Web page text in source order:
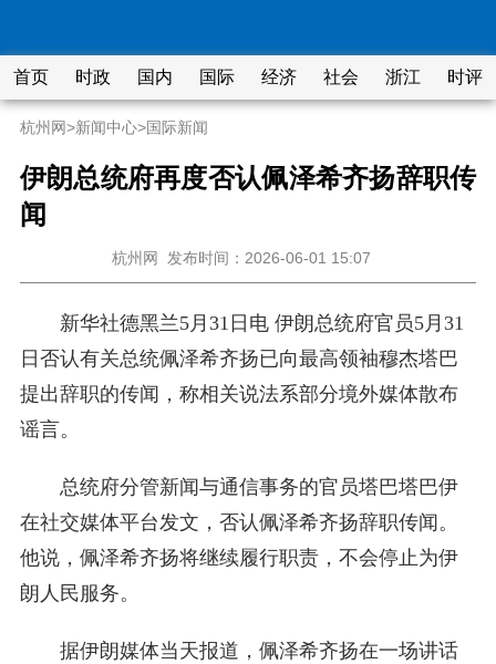
首页 时政 国内 国际 经济 社会 浙江 时评
杭州网>新闻中心>国际新闻
伊朗总统府再度否认佩泽希齐扬辞职传
闻
杭州网 发布时间：2026-06-01 15:07
新华社德黑兰5月31日电 伊朗总统府官员5月31
日否认有关总统佩泽希齐扬已向最高领袖穆杰塔巴
提出辞职的传闻，称相关说法系部分境外媒体散布
谣言。
总统府分管新闻与通信事务的官员塔巴塔巴伊
在社交媒体平台发文，否认佩泽希齐扬辞职传闻。
他说，佩泽希齐扬将继续履行职责，不会停止为伊
朗人民服务。
据伊朗媒体当天报道，佩泽希齐扬在一场讲话